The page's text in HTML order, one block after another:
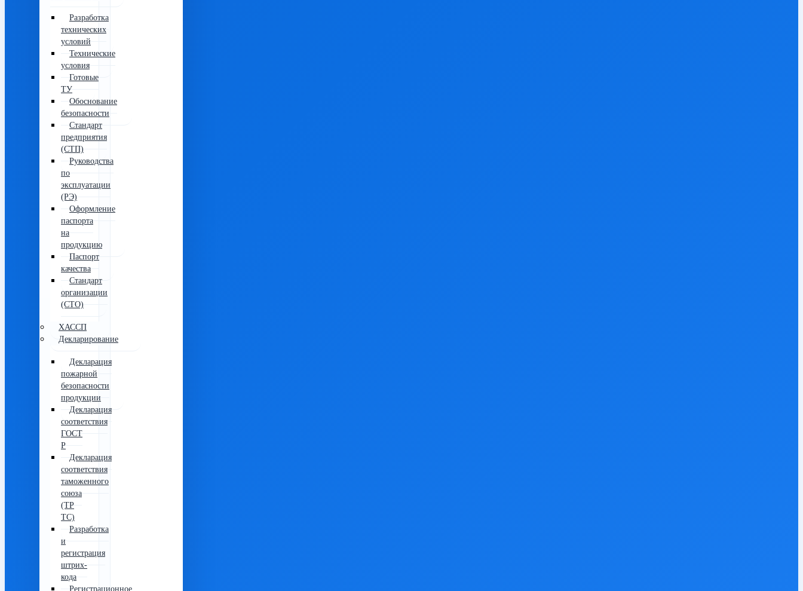
Разработка
технических
условий
Технические
условия
Готовые
ТУ
Обоснование
безопасности
Стандарт
предприятия
(СТП)
Руководства
по
эксплуатации
(РЭ)
Оформление
паспорта
на
продукцию
Паспорт
качества
Стандарт
организации
(СТО)
ХАССП
Декларирование
Декларация
пожарной
безопасности
продукции
Декларация
соответствия
ГОСТ
Р
Декларация
соответствия
таможенного
союза
(ТР
ТС)
Разработка
и
регистрация
штрих-
кода
Регистрационное